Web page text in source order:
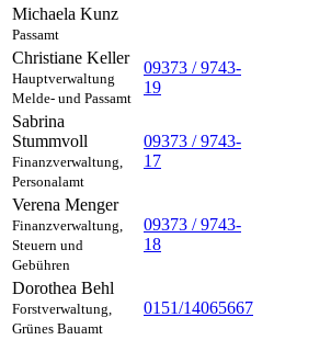
Michaela Kunz
Passamt
Christiane Keller
Hauptverwaltung
Melde- und Passamt
09373 / 9743-
19
Sabrina
Stummvoll
Finanzverwaltung,
Personalamt
09373 / 9743-
17
Verena Menger
Finanzverwaltung,
Steuern und
Gebühren
09373 / 9743-
18
Dorothea Behl
Forstverwaltung,
Grünes Bauamt
0151/14065667